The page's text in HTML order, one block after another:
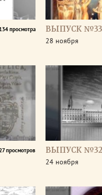
просмотра ВЫПУСК
28 ноября
просмотров ВЫПУСК
24 ноября